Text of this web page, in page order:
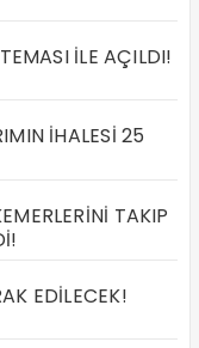
İLE AÇILDI!
İHALESİ 25
TAKIP
EDİLECEK!